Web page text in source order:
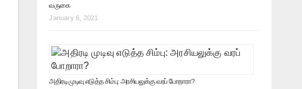
வருகை
January 6, 2021
அதிரடி முடிவு எடுத்த சிம்பு: அரசியலுக்கு வரப் போறாரா?